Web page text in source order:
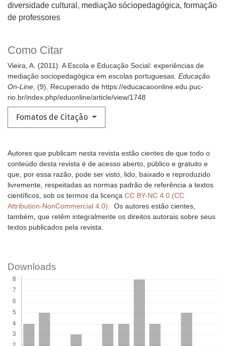
diversidade cultural mediação sóciopedagógica formação
de professores
Como Citar
Vieira, A. (2011). A Escola e Educação Social: experiências de
mediação sociopedagógica em escolas portuguesas. Educação
On-Line, (9). Recuperado de https://educacaoonline.edu.puc-
rio.br/index.php/eduonline/article/view/1748
Fomatos de Citação
Autores que publicam nesta revista estão cientes de que todo o
conteúdo desta revista é de acesso aberto, público e gratuito e
que, por essa razão, pode ser visto, lido, baixado e reproduzido
livremente, respeitadas as normas padrão de referência a textos
científicos, sob os termos da licença CC BY-NC 4.0 (CC
Attribution-NonCommercial 4.0). Os autores estão cientes,
também, que retêm integralmente os direitos autorais sobre seus
textos publicados pela revista.
Downloads